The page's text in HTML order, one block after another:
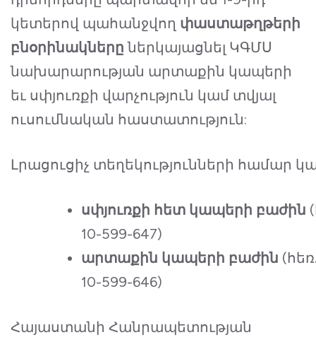
կետերով պահանջվող փաստաթղթերի
բնօրինակները ներկայացնել ԿԳՄՍ
նախարարության արտաքին կապերի
եւ սփյուռքի վարչություն կամ տվյալ
ուսումնական հաստատություն:
Լրացուցիչ տեղեկությունների համար
սփյուռքի հետ կապերի բաժին
10-599-647)
արտաքին կապերի բաժին
10-599-646)
Հայաստանի Հանրապետության